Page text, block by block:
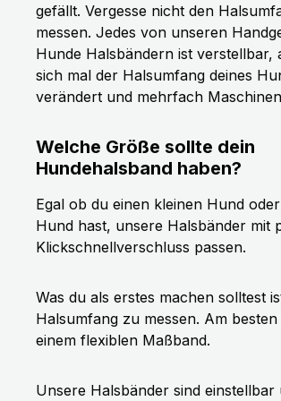
gefällt. Vergesse nicht den
messen. Jedes von unseren
Hunde Halsbändern ist verstellbar,
sich mal der Halsumfang deines
verändert und mehrfach
Welche Größe sollte dein
Hundehalsband haben?
Egal ob du einen kleinen Hund
Hund hast, unsere Halsbänder mit
Klickschnellverschluss passen.
Was du als erstes machen solltest
Halsumfang zu messen. Am
einem flexiblen Maßband.
Unsere Halsbänder sind einstellbar